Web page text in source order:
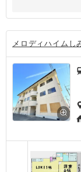
メロディハイムし